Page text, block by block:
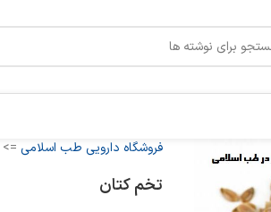
فروشگاه دارویی طب اسلامی =>
تخم کتان